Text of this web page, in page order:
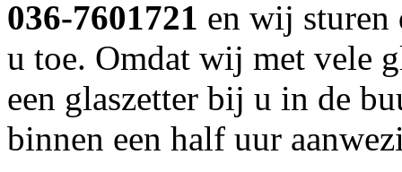
036-7601721 en wij sturen
u toe. Omdat wij met vele
een glaszetter bij u in de
binnen een half uur